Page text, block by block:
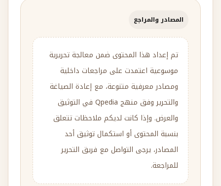
المصادر والمراجع
تم إعداد هذا المحتوى ضمن معالجة تحريرية
موسوعية اعتمدت على مراجعات داخلية
ومصادر معرفية متنوعة، مع إعادة الصياغة
والتحرير وفق منهج Qpedia في التوثيق
والعرض. وإذا كانت لديكم ملاحظات تتعلق
بنسبة المحتوى أو استكمال توثيق أحد
المصادر، يرجى التواصل مع فريق التحرير
للمراجعة.